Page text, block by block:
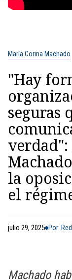
María Corina Machado
"Hay
seguras
la
el
julio 29, 2025 Por:
Machado